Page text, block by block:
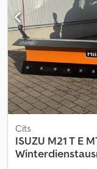
Cits
ISUZU M21 T E